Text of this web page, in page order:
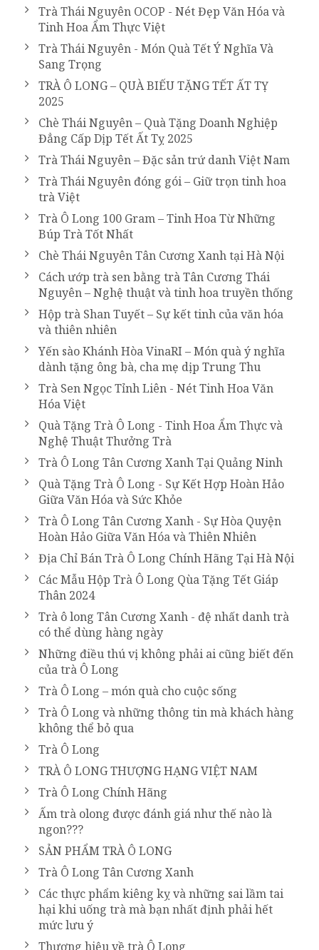
Trà Thái Nguyên OCOP - Nét Đẹp Văn Hóa và
Tinh Hoa Ẩm Thực Việt
Trà Thái Nguyên - Món Quà Tết Ý Nghĩa Và
Sang Trọng
TRÀ Ô LONG – QUÀ BIẾU TẶNG TẾT ẤT TỴ
2025
Chè Thái Nguyên – Quà Tặng Doanh Nghiệp
Đẳng Cấp Dịp Tết Ất Tỵ 2025
Trà Thái Nguyên – Đặc sản trứ danh Việt Nam
Trà Thái Nguyên đóng gói – Giữ trọn tinh hoa
trà Việt
Trà Ô Long 100 Gram – Tinh Hoa Từ Những
Búp Trà Tốt Nhất
Chè Thái Nguyên Tân Cương Xanh tại Hà Nội
Cách ướp trà sen bằng trà Tân Cương Thái
Nguyên – Nghệ thuật và tinh hoa truyền thống
Hộp trà Shan Tuyết – Sự kết tinh của văn hóa
và thiên nhiên
Yến sào Khánh Hòa VinaRI – Món quà ý nghĩa
dành tặng ông bà, cha mẹ dịp Trung Thu
Trà Sen Ngọc Tỉnh Liên - Nét Tinh Hoa Văn
Hóa Việt
Quà Tặng Trà Ô Long - Tinh Hoa Ẩm Thực và
Nghệ Thuật Thưởng Trà
Trà Ô Long Tân Cương Xanh Tại Quảng Ninh
Quà Tặng Trà Ô Long - Sự Kết Hợp Hoàn Hảo
Giữa Văn Hóa và Sức Khỏe
Trà Ô Long Tân Cương Xanh - Sự Hòa Quyện
Hoàn Hảo Giữa Văn Hóa và Thiên Nhiên
Địa Chỉ Bán Trà Ô Long Chính Hãng Tại Hà Nội
Các Mẫu Hộp Trà Ô Long Qùa Tặng Tết Giáp
Thân 2024
Trà ô long Tân Cương Xanh - đệ nhất danh trà
có thể dùng hàng ngày
Những điều thú vị không phải ai cũng biết đến
của trà Ô Long
Trà Ô Long – món quà cho cuộc sống
Trà Ô Long và những thông tin mà khách hàng
không thể bỏ qua
Trà Ô Long
TRÀ Ô LONG THƯỢNG HẠNG VIỆT NAM
Trà Ô Long Chính Hãng
Ấm trà olong được đánh giá như thế nào là
ngon???
SẢN PHẨM TRÀ Ô LONG
Trà Ô Long Tân Cương Xanh
Các thực phẩm kiêng kỵ và những sai lầm tai
hại khi uống trà mà bạn nhất định phải hết
mức lưu ý
Thương hiệu về trà Ô Long